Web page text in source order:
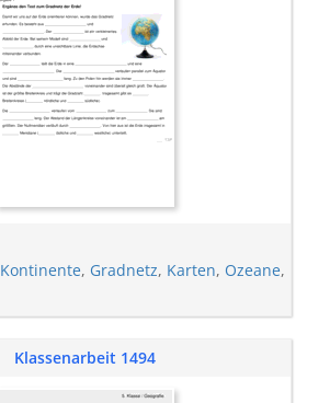
Kontinente, Gradnetz, Karten, Ozeane,
Klassenarbeit 1494